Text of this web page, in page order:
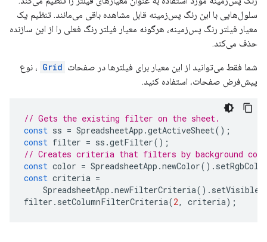
سلول‌هایی با این رنگ پس‌زمینه قابل مشاهده باقی می‌مانند. تنظیم یک
معیار فیلتر رنگ پس‌زمینه، هرگونه معیار فیلتر رنگ فعلی را از این سازنده
حذف می‌کند.
شما فقط می‌توانید از این معیار برای فیلترها در صفحات Grid ، نوع
پیش‌فرض صفحات، استفاده کنید.
// Gets the existing filter on the sheet.
const ss = SpreadsheetApp .getActiveSheet();
const filter = ss .getFilter();
// Creates criteria that filters by background
const color = SpreadsheetApp .newColor().
const criteria =
SpreadsheetApp .newFilterCriteria().
filter . setColumnFilterCriteria(2, criteria);